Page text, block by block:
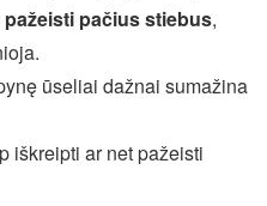
pačius stiebus,
ūseliai dažnai sumažina
iškreipti ar net pažeisti